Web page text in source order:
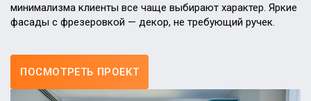
минимализма клиенты все чаще выбирают характер. Яркие
фасады с фрезеровкой — декор, не требующий ручек.
ПОСМОТРЕТЬ ПРОЕКТ